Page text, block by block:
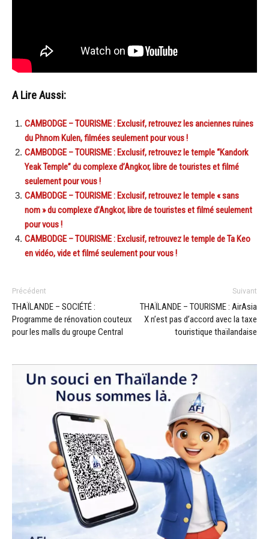
A Lire Aussi:
CAMBODGE – TOURISME : Exclusif, retrouvez les anciennes ruines
du Phnom Kulen, filmées seulement pour vous !
CAMBODGE – TOURISME : Exclusif, retrouvez le temple “Kandork
Yeak Temple” du complexe d’Angkor, libre de touristes et filmé
seulement pour vous !
CAMBODGE – TOURISME : Exclusif, retrouvez le temple « sans
nom » du complexe d’Angkor, libre de touristes et filmé seulement
pour vous !
CAMBODGE – TOURISME : Exclusif, retrouvez le temple de Ta Keo
en vidéo, vide et filmé seulement pour vous !
Précédent
THAÏLANDE – SOCIÉTÉ :
Programme de rénovation couteux
pour les malls du groupe Central
Suivant
THAÏLANDE – TOURISME : AirAsia
X n’est pas d’accord avec la taxe
touristique thaïlandaise